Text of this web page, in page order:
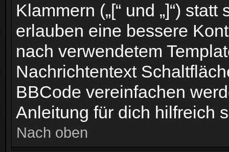
Klammern („[“ und „]“)
erlauben eine bessere
nach verwendetem
Nachrichtentext
BBCode vereinfachen
Anleitung für dich hilfreich
Nach oben